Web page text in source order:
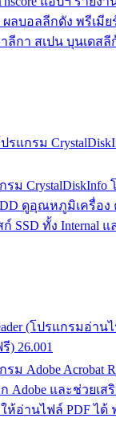
ลบอลลีกดัง พรีเมี
ลีกา สเปน บุนเดสลี
รแกรม
ม CrystalDiskInfo
ดูอุณหภูมิเครื่อง
SSD ทั้ง Internal แ
(โปรแกรมอ่าน
) 26.001
Adobe Acrobat
ก Adobe และช่วยเ
ห้อ่านไฟล์ PDF ได้